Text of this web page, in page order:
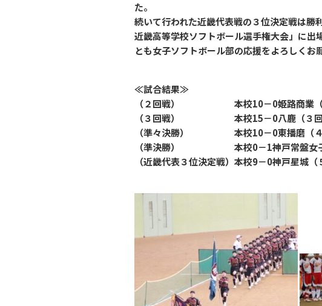
た。
続いて行われた近畿代表戦の３位決定戦は
近畿高等学校ソフトボール選手権大会」に出
とも女子ソフトボール部の応援をよろしくお
≪試合結果≫
（２回戦） 本校10－0姫路商業（４
（３回戦） 本校15－0八鹿（３回コ
（準々決勝） 本校10－0東播磨（４
（準決勝） 本校0－1神戸常盤女子（
（近畿代表３位決定戦）本校9－0神戸星城（